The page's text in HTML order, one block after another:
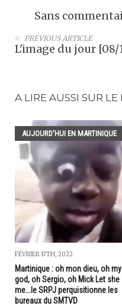
Sans
PREVIOUS ARTICLE
L'image du jour [08/
A LIRE AUSSI SUR
AUJOURD'HUI EN MARTINIQUE
FÉVRIER 17TH, 2022
Martinique : oh mon dieu, oh my
god, oh Sergio, oh Mick Let she
me...le SRPJ perquisitionne les
bureaux du SMTVD